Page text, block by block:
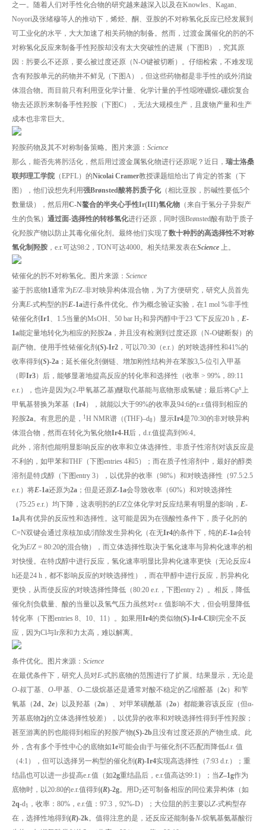
之一。随着人们对手性化合物的研究越来越深入以及在Knowles、Kagan、
Noyori及张绪穆等人的推动下，烯烃、酮、亚胺的不对称氢化反应已经发展到
可工业化的水平，大大加速了相关药物的制备。然而，过渡金属催化的肟的不
对称氢化反应来制备手性羟胺却没有太大突破性的进展（下图B），究其原
因：肟要么不还原，要么被过度还原（N-O键被切断）。仔细检索，不难发现
含有羟胺单元的药物并不鲜见（下图A），但这些药物都是非手性的或外消旋
体混合物。而目前只有利用亚化学计量、化学计量的手性噁唑硼烷-硼烷复合
物去还原肟来制备手性羟胺（下图C），无法大规模生产，且废物产量和生产
成本也非常巨大。
羟胺药物及其不对称制备策略。图片来源： Science
那么，能否先将肟活化，然后用过渡金属氢化物进行还原呢？近日， 瑞士洛桑
联邦理工学院 （EPFL）的Nicolai Cramer教授课题组给出了肯定的答案（下
图），他们设想先利用强Brønsted酸将肟质子化（相比亚胺，肟碱性要低5个
数量级），然后用C-N鳌合的半夹心手性Ir(III)氢化物 （来自于氢分子异裂产
生的负氢） 通过面-选择性的转移氢化进行还原，同时强Brønsted酸有助于质子
化羟胺产物以防止其毒化催化剂。最终他们实现了数十种肟的高选择性不对称
氢化制羟胺 ，e.r.可达98:2，TON可达4000。相关结果发表在Science 上。
铱催化的肟不对称氢化。图片来源： Science
鉴于肟底物1通常为E/Z-非对映异构体混合物，为了方便研究，研究人员首先
分离E-式构型的肟E-1a进行条件优化。作为概念验证实验，在1 mol %非手性
铱催化剂 Ir1、1.5当量的MsOH、50 bar H2和异丙醇中于23 ℃下反应20 h， E-
1a能定量地转化为相应的羟胺2a ，并且没有检测到过度还原（N-O键断裂）的
副产物。使用手性铱催化剂 (S)-Ir2 ，可以70:30（e.r.）的对映选择性和41%的
收率得到 (S)-2a ；延长催化剂侧链、增加刚性结构并在苯胺3,5-位引入甲基
（即Ir3）后，能够显著地提高反应的转化率和选择性（收率 > 99%，89:11
e.r.），也许是因为(2-甲氧基乙基)醚取代基能与底物形成氢键；最后将Cpx上
甲氧基替换为苯基（Ir4），就能以大于99%的收率及94:6的e.r.值得到相应的
羟胺2a。有意思的是， 1 H NMR谱（(THF)–d8 ）显示Ir4是70:30的非对映异构
体混合物，然而在转化为氢化物Ir4-H后，d.r.值提高到96:4。
此外，溶剂也能明显影响反应的收率和立体选择性。非质子性溶剂对该反应是
不利的，如甲苯和THF（下图entries 4和5）；而在质子性溶剂中，最好的醇类
溶剂是特戊醇（下图entry 3），以优异的收率（98%）和对映选择性（97.5:2.5
e.r.）将E-1a还原为2a ；但是还原Z-1a会导致收率（60%）和对映选择性
（75:25 e.r.）均下降，这表明肟的E/Z立体化学对反应结果有明显的影响， E-
1a具有优异的反应性和选择性。这可能是因为在强酸性条件下，质子化肟的
C=N双键会通过亲核加成/消除发生异构化（在无Ir4的条件下，纯的E-1a会转
化为E/Z = 80:20的混合物），而立体选择性取决于氢化速率与异构化速率的相
对快慢。在特戊醇中进行反应，氢化速率明显比异构化速率更快（无论反应4
h还是24 h，都不影响反应的对映选择性），而在甲醇中进行反应，肟异构化
更快，从而使反应的对映选择性降低（80:20 e.r.，下图entry 2）。相反，降低
催化剂负载量、酸的当量以及氢气压力虽然对e.r. 值影响不大，但会明显降低
转化率（下图entries 8、10、11）。如果用Ir4的类似物(S)-Ir4-Cl则完全不反
应，因为Cl与Ir亲和力太高，难以解离。
条件优化。图片来源： Science
在最优条件下，研究人员对E-式肟底物的范围进行了扩展。结果显示，无论是
O-叔丁基、 O-甲基、 O-二级烷基还是通常对酸不稳定的乙缩醛基（2c）和苄
氧基（2d、2e）以及羟基（2n）、对甲苯磺酰基（2o）都能兼容该反应（但α-
芳基底物2j的立体选择性较差），以优异的收率和对映选择性得到手性羟胺；
甚至游离的肟也能得到相应的羟胺产物(S)-2b 且没有过度还原的产物生成。此
外，含有多个手性中心的底物如1e可能会由于与催化剂不匹配而降低d.r. 值
（4:1），但可以选择另一构型的催化剂 (R)-Ir4实现高选择性（7:93 d.r.）；重
结晶也可以进一步提高e.r.值（如2g重结晶后，e.r.值高达99:1）；当Z–1g作为
底物时，以20:80的e.r.值得到 (R)-2g。用D2还可制备相应的同位素异构体（如
2q-d1 ，收率：80%，e.r.值：97:3，92%-D）；大位阻的肟主要以Z-式构型存
在，选择性地得到 (R)-2k。值得注意的是，还反应还能制备N-烷氧基氨基酸衍